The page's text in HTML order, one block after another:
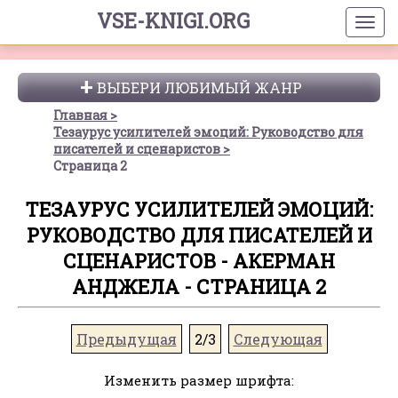
VSE-KNIGI.ORG
ВЫБЕРИ ЛЮБИМЫЙ ЖАНР
Главная
Тезаурус усилителей эмоций: Руководство для
писателей и сценаристов
Страница 2
ТЕЗАУРУС УСИЛИТЕЛЕЙ ЭМОЦИЙ:
РУКОВОДСТВО ДЛЯ ПИСАТЕЛЕЙ И
СЦЕНАРИСТОВ - АКЕРМАН
АНДЖЕЛА - СТРАНИЦА 2
Предыдущая 2/3 Следующая
Изменить размер шрифта: